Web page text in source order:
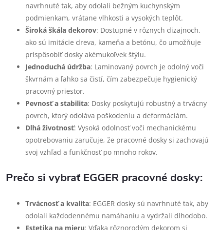
navrhnuté tak, aby odolali bežným kuchynským
podmienkam, vrátane vlhkosti a vysokých teplôt.
Široká škála dekorov: Dostupné v rôznych dizajnoch,
ako sú imitácie dreva, kameňa a betónu, čo umožňuje
prispôsobiť dosky akémukoľvek štýlu.
Jednoduchá údržba: Laminovaný povrch je odolný voči
škvrnám a ľahko sa čistí, čím zabezpečuje hygienický
pracovný priestor.
Pevnosť a stabilita: Dosky poskytujú robustný a trvácny
povrch, ktorý odoláva poškodeniu a deformáciám.
Dlhá životnosť: Vysoká odolnosť voči mechanickému
opotrebovaniu zaručuje, že pracovné dosky si zachovajú
svoj vzhľad a funkčnosť po mnoho rokov.
Prečo si vybrať EGGER pracovné dosky:
Trvácnosť a kvalita: EGGER dosky sú navrhnuté tak, aby
odolali každodennému namáhaniu a vydržali dlhodobo.
Estetika na mieru: Vďaka rôznorodým dekorom si